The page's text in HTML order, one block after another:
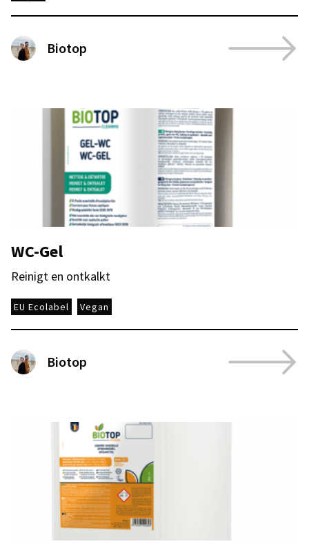
Biotop
WC-Gel
Reinigt en ontkalkt
EU Ecolabel Vegan
Biotop